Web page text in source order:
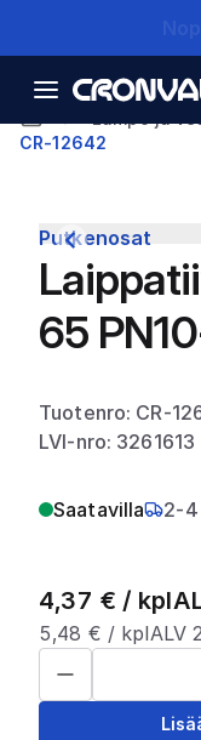
CR-12642
Putkenosat
65
Tuotenro: CR-
LVI-nro: 3261613
Saatavilla 2-4
4,37 € / kpl
5,48 € / kplALV